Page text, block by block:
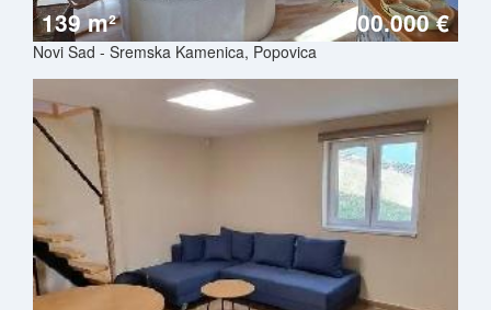
139 m² 400.000 €
Novi Sad - Sremska Kamenica, Popovica